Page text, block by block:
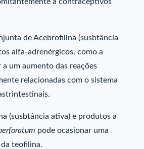
de Acebrofilina (susbtância
alfa-adrenérgicos, como a
um aumento das reações
relacionadas com o sistema
(susbtância ativa) e produtos a
pode ocasionar uma
teofilina.